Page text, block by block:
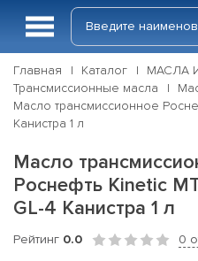
Главная Каталог
МАСЛА
Трансмиссионные масла
Масло трансмиссионное
Канистра 1 л
Масло
Роснефть Kinetic
GL-4 Канистра 1 л
Рейтинг 0.0 0